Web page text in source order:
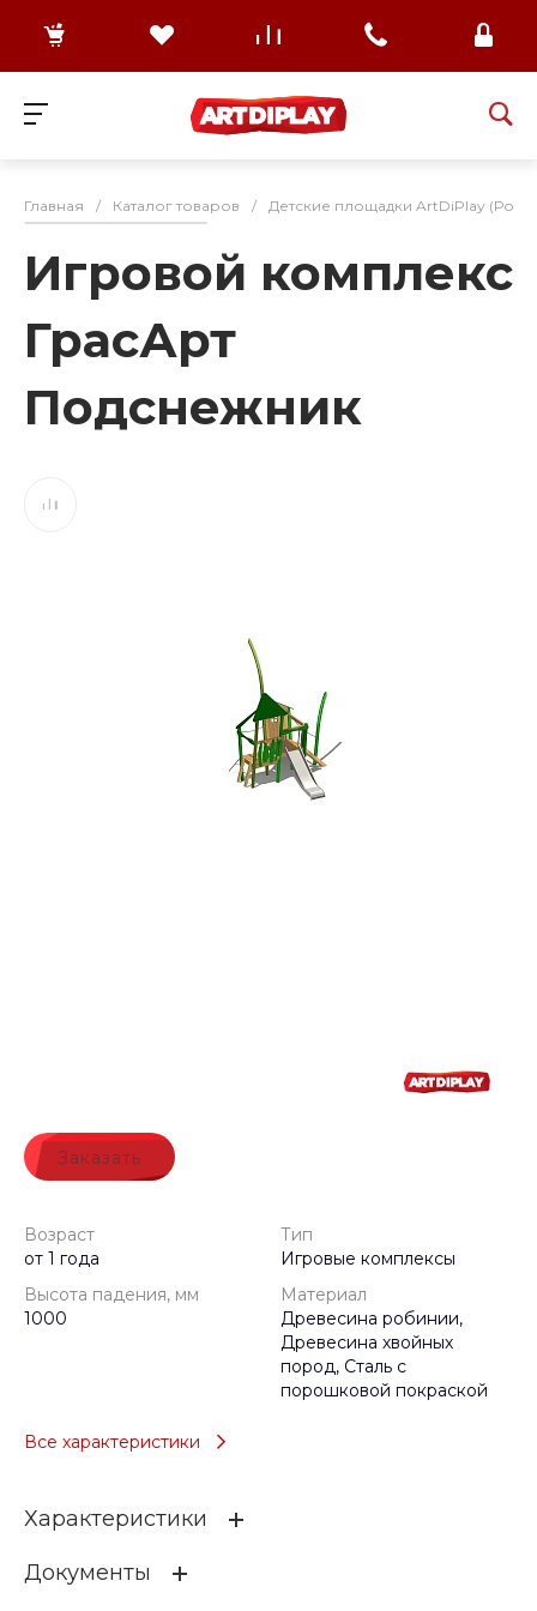
Главная / Каталог товаров / Детские площадки ArtDiPlay
Игровой комплекс
ГрасАрт
Подснежник
Заказать
Возраст
от 1 года
Тип
Игровые комплексы
Высота падения, мм
1000
Материал
Древесина робинии,
Древесина хвойных
пород, Сталь с
порошковой покраской
Все характеристики
Характеристики
Возраст
Документы